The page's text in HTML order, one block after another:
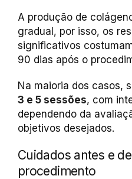
A produção de
gradual, por isso, os
significativos
90 dias após o
Na maioria dos casos,
3 e 5 sessões, com
dependendo da
objetivos desejados.
Cuidados antes e
procedimento